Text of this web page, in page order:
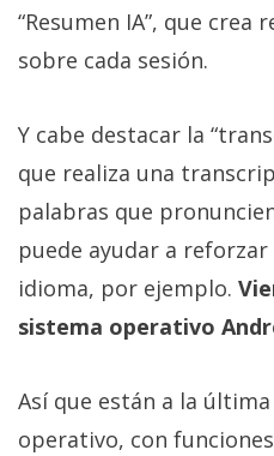
“Resumen IA”, que
sobre cada sesión.
Y cabe destacar la
que realiza una
palabras que
puede ayudar a
idioma, por ejemplo.
sistema operativo
Así que están a la
operativo, con